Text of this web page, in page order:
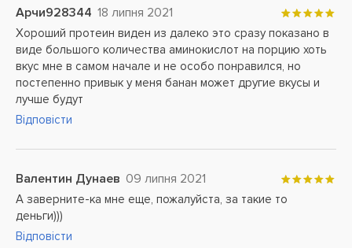
Арчи928344 18 липня 2021
Хороший протеин виден из далеко это сразу показано в
виде большого количества аминокислот на порцию хоть
вкус мне в самом начале и не особо понравился, но
постепенно привык у меня банан может другие вкусы и
лучше будут
Відповісти
Валентин Дунаев 09 липня 2021
А заверните-ка мне еще, пожалуйста, за такие то
деньги)))
Відповісти